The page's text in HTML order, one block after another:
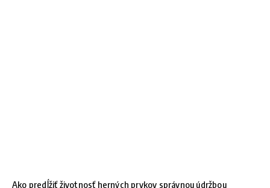
Ako predĺžiť životnosť herných prvkov správnou údržbou